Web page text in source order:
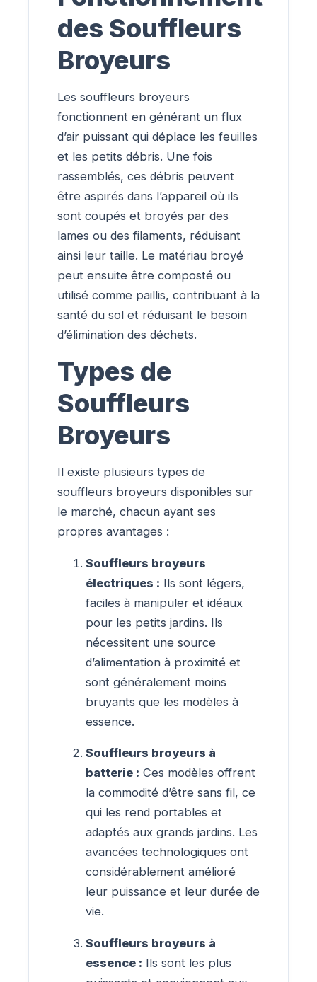
des Souffleurs
Broyeurs
Les souffleurs broyeurs
fonctionnent en générant un flux
d’air puissant qui déplace les feuilles
et les petits débris. Une fois
rassemblés, ces débris peuvent
être aspirés dans l’appareil où ils
sont coupés et broyés par des
lames ou des filaments, réduisant
ainsi leur taille. Le matériau broyé
peut ensuite être composté ou
utilisé comme paillis, contribuant à la
santé du sol et réduisant le besoin
d’élimination des déchets.
Types de
Souffleurs
Broyeurs
Il existe plusieurs types de
souffleurs broyeurs disponibles sur
le marché, chacun ayant ses
propres avantages :
Souffleurs broyeurs
électriques : Ils sont légers,
faciles à manipuler et idéaux
pour les petits jardins. Ils
nécessitent une source
d’alimentation à proximité et
sont généralement moins
bruyants que les modèles à
essence.
Souffleurs broyeurs à
batterie : Ces modèles offrent
la commodité d’être sans fil, ce
qui les rend portables et
adaptés aux grands jardins. Les
avancées technologiques ont
considérablement amélioré
leur puissance et leur durée de
vie.
Souffleurs broyeurs à
essence : Ils sont les plus